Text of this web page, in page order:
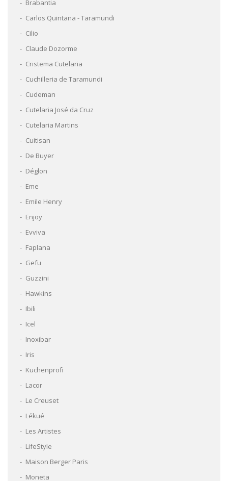
Brabantia
Carlos Quintana - Taramundi
Cilio
Claude Dozorme
Cristema Cutelaria
Cuchilleria de Taramundi
Cudeman
Cutelaria José da Cruz
Cutelaria Martins
Cuitisan
De Buyer
Déglon
Eme
Emile Henry
Enjoy
Evviva
Faplana
Gefu
Guzzini
Hawkins
Ibili
Icel
Inoxibar
Iris
Kuchenprofi
Lacor
Le Creuset
Lékué
Les Artistes
LifeStyle
Maison Berger Paris
Moneta